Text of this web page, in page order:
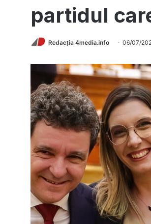
partidul
Redacția 4media.info 06/07/